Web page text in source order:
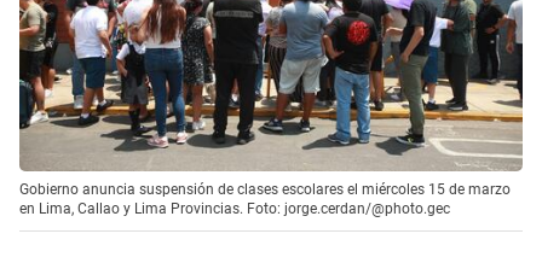
Gobierno anuncia suspensión de clases escolares el miércoles 15 de marzo
en Lima, Callao y Lima Provincias. Foto: jorge.cerdan/@photo.gec